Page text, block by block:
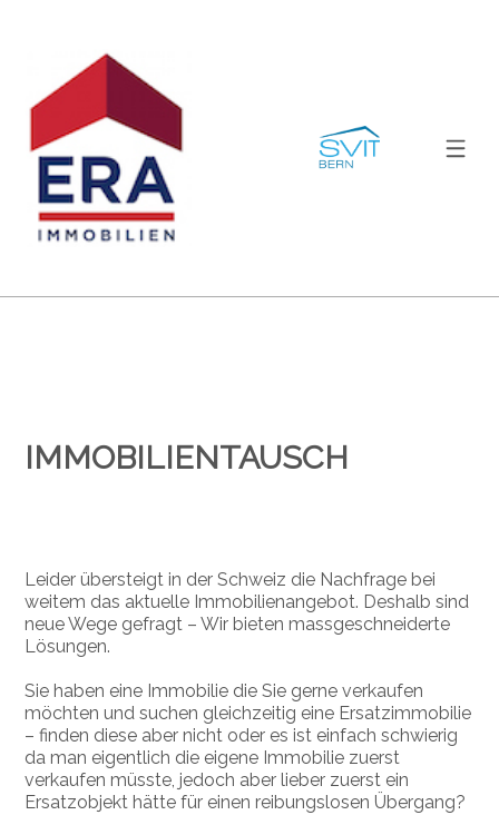
IMMOBILIENTAUSCH
Leider übersteigt in der Schweiz die Nachfrage bei
weitem das aktuelle Immobilienangebot. Deshalb sind
neue Wege gefragt – Wir bieten massgeschneiderte
Lösungen.
Sie haben eine Immobilie die Sie gerne verkaufen
möchten und suchen gleichzeitig eine Ersatzimmobilie
– finden diese aber nicht oder es ist einfach schwierig
da man eigentlich die eigene Immobilie zuerst
verkaufen müsste, jedoch aber lieber zuerst ein
Ersatzobjekt hätte für einen reibungslosen Übergang?